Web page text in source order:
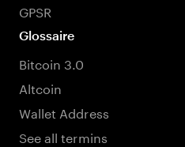
GPSR
Glossaire
Bitcoin 3.0
Altcoin
Wallet Address
See all termins